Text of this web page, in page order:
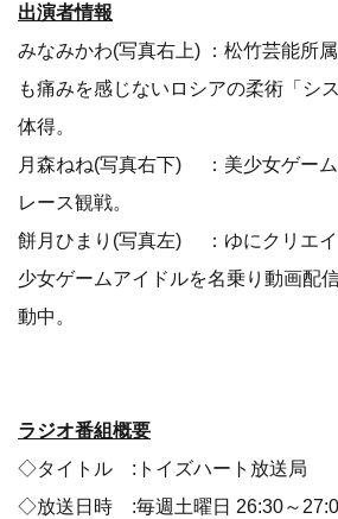
出演者情報
みなみかわ(写真右上) ：松竹芸能所
も痛みを感じないロシアの柔術「シ
体得。
月森ねね(写真右下) ：美少女ゲーム
レース観戦。
餅月ひまり(写真左) ：ゆにクリエ
少女ゲームアイドルを名乗り動画配
動中。
ラジオ番組概要
◇タイトル :トイズハート放送局
◇放送日時 :毎週土曜日 26:30～